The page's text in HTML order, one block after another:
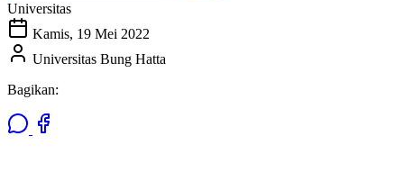
Universitas
Kamis, 19 Mei 2022
Universitas Bung Hatta
Bagikan: